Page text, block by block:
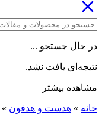
در حال جستجو ...
نتیجه‌ای یافت نشد.
مشاهده بیشتر
خانه » هدست و هدفون »